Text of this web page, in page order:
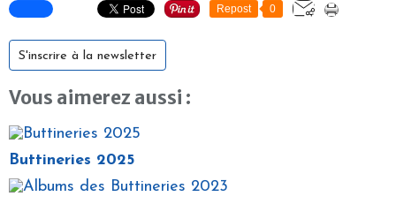
Repost 0
S'inscrire à la newsletter
Vous aimerez aussi :
Buttineries 2025